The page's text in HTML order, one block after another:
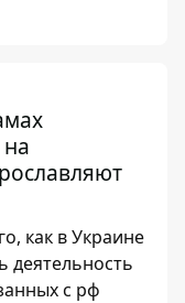
как в Украине
деятельность
с рф